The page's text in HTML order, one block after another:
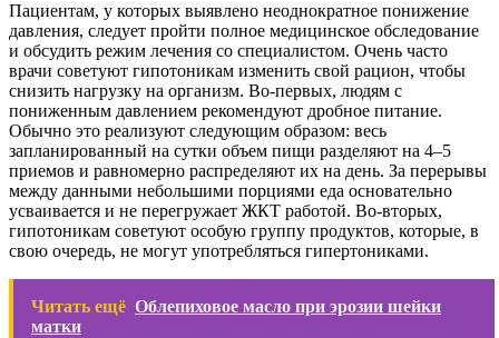
Пациентам, у которых выявлено неоднократное понижение
давления, следует пройти полное медицинское обследование
и обсудить режим лечения со специалистом. Очень часто
врачи советуют гипотоникам изменить свой рацион, чтобы
снизить нагрузку на организм. Во-первых, людям с
пониженным давлением рекомендуют дробное питание.
Обычно это реализуют следующим образом: весь
запланированный на сутки объем пищи разделяют на 4–5
приемов и равномерно распределяют их на день. За перерывы
между данными небольшими порциями еда основательно
усваивается и не перегружает ЖКТ работой. Во-вторых,
гипотоникам советуют особую группу продуктов, которые, в
свою очередь, не могут употребляться гипертониками.
Читать ещё Облепиховое масло при эрозии шейки
матки